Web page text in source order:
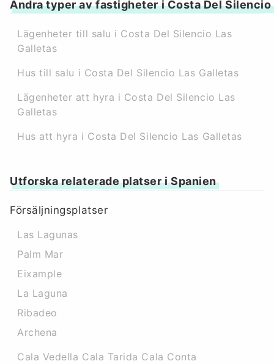
Andra typer av fastigheter i Costa Del Silencio
Lägenheter till salu i Costa Del Silencio Las
Galletas
Hus till salu i Costa Del Silencio Las Galletas
Lägenheter att hyra i Costa Del Silencio Las
Galletas
Hus att hyra i Costa Del Silencio Las Galletas
Utforska relaterade platser i Spanien
Försäljningsplatser
Las Lagunas
Palm Mar
Eixample
La Laguna
Ribadeo
Archena
Cala Vedella Cala Tarida Cala Conta